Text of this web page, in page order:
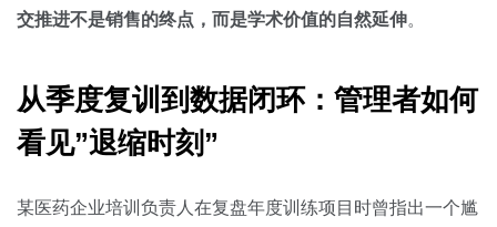
交推进不是销售的终点，而是学术价值的自然延伸。
从季度复训到数据闭环：管理者如何
看见”退缩时刻”
某医药企业培训负责人在复盘年度训练项目时曾指出一个尴